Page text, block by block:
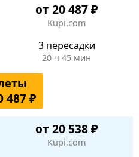
от 20 487 ₽
Kupi.com
3 пересадки
20 ч 45 мин
487 ₽
от 20 538 ₽
Kupi.com